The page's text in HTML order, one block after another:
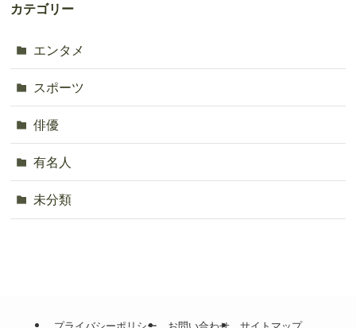
カテゴリー
エンタメ
スポーツ
俳優
有名人
未分類